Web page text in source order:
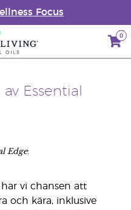
Focus
0
Essential
Edge:
vi chansen att
och kära, inklusive